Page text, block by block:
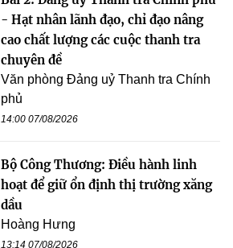
- Hạt nhân lãnh đạo, chỉ đạo nâng
cao chất lượng các cuộc thanh tra
chuyên đề
Văn phòng Đảng uỷ Thanh tra Chính
phủ
14:00 07/08/2026
Bộ Công Thương: Điều hành linh
hoạt để giữ ổn định thị trường xăng
dầu
Hoàng Hưng
13:14 07/08/2026